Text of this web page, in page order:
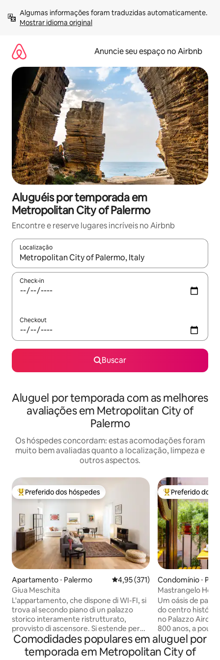
para
Mostrar idioma original
Anuncie seu espaço no Airbnb
Aluguéis por temporada em
Metropolitan City of Palermo
Encontre e reserve lugares incríveis no Airbnb
Localização
Quando os resultados estiverem disponíveis, explore-os
Check-in
Checkout
Buscar
Aluguel por temporada com as melhores
avaliações em Metropolitan City of
Palermo
Os hóspedes concordam: estas acomodações foram
muito bem avaliadas quanto a localização, limpeza e
outros aspectos.
Entre os melhores preferidos dos hóspedes
Preferido dos hóspedes
Apartamento ⋅ Palermo 4,95 de uma avaliação média de
4,95 (371)
Giua Meschita
L'appartamento, che dispone di WI-FI, si
trova al secondo piano di un palazzo
storico interamente ristrutturato,
provvisto di ascensore. Si estende per
una superficie complessiva di 130 mq su
un unico livello, più altri 40 mq di terrazza
alla quale si accede da una elegante scala
Entre os
Preferido dos
Condomínio ⋅
Mastrangelo
charmoso
Um oásis de paz
do centro
no Palazzo
800 anos, a
monumentos
cidade. A casa
conceito
Comodidades populares em aluguel por
temporada em Metropolitan City of